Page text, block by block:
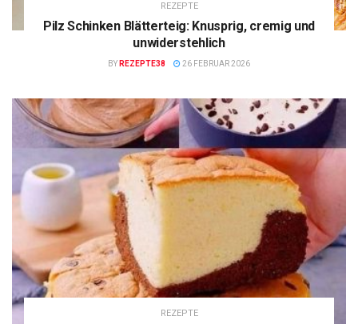
REZEPTE
Pilz Schinken Blätterteig: Knusprig, cremig und
unwiderstehlich
BY REZEPTE38 26 FEBRUAR 2026
REZEPTE